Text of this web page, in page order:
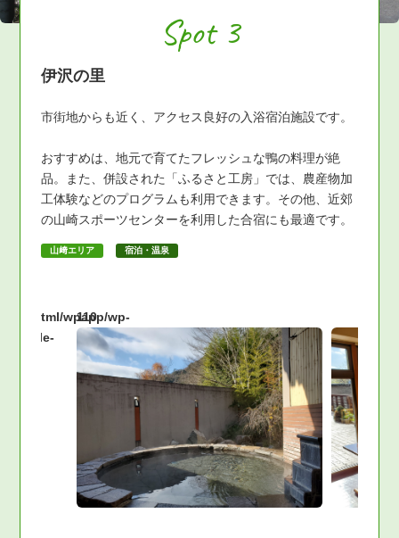
Spot 3
伊沢の里
市街地からも近く、アクセス良好の入浴宿泊施設です。
おすすめは、地元で育てたフレッシュな鴨の料理が絶
品。また、併設された「ふるさと工房」では、農産物加
工体験などのプログラムも利用できます。その他、近郊
の山崎スポーツセンターを利用した合宿にも最適です。
山﨑エリア 宿泊・温泉
wpapp/wp-
single-
110